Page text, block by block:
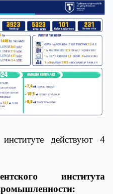
действуют 4
института